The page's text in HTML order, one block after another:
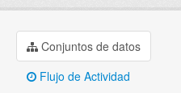
Conjuntos de datos
Flujo de Actividad